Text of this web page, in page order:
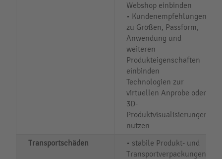
Webshop einbinden
• Kundenempfehlungen
zu Größen, Passform,
Anwendung und
weiteren
Produkteigenschaften
einbinden
Technologien zur
virtuellen Anprobe oder
3D-
Produktvisualisierungen
nutzen
Transportschäden
• stabile Produkt- und
Transportverpackungen